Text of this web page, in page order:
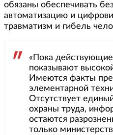
обязаны обеспечивать
автоматизацию и
травматизм и гибель
«Пока
показывают
Имеются факты
элементарной
Отсутствует
охраны труда,
остаются
только